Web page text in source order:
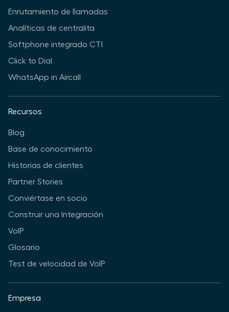
Enrutamiento de llamadas
Analíticas de centralita
Softphone integrado CTI
Click to Dial
WhatsApp in Aircall
Recursos
Blog
Base de conocimiento
Historias de clientes
Partner Stories
Conviértase en socio
Construir una Integración
VoIP
Glosario
Test de velocidad de VoIP
Empresa